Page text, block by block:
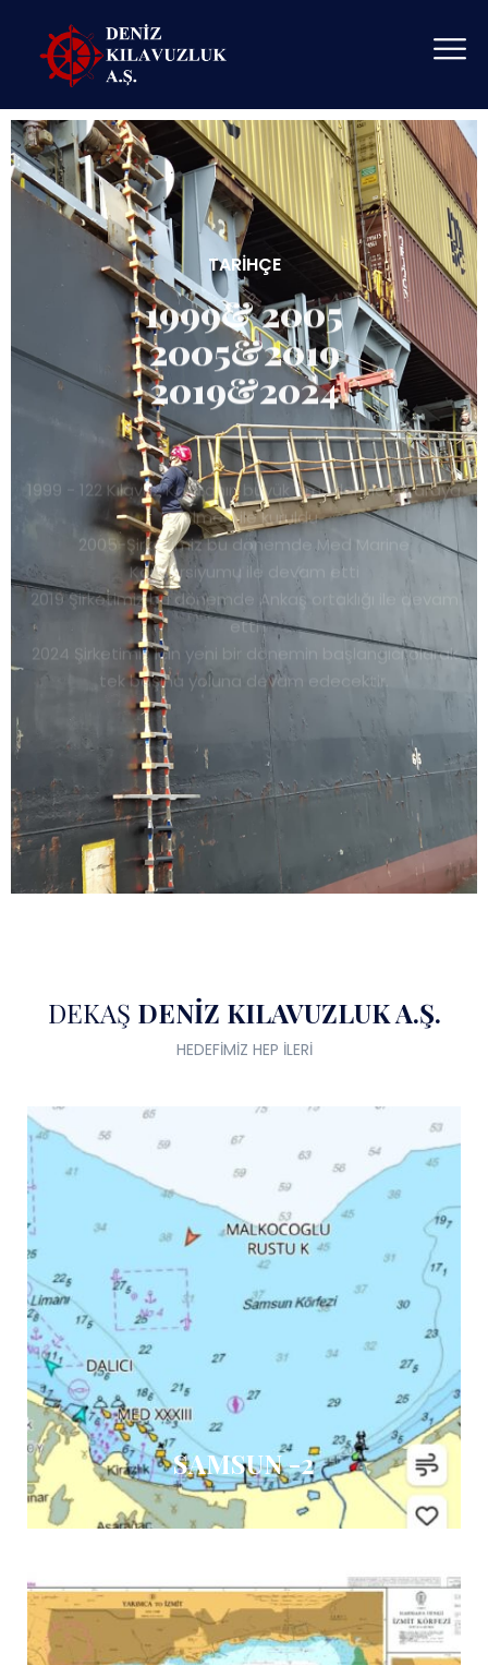
TARIHÇE
1999& 2005
2005&2019
2019&2024
1999 - 122 Kılavuz Kaptanın büyük emekleriyle bir araya
gelmesi ile kuruldu
2005-Şirketimiz bu dönemde Med Marine
Konsorsiyumu ile devam etti
2019 Şirketimiz bu dönemde Ankaş ortaklığı ile devam
etti
2024 Şirketimiz için yeni bir dönemin başlangıcı olarak
tek başına yoluna devam edecektir.
DEKAŞ DENİZ KILAVUZLUK A.Ş.
HEDEFİMİZ HEP İLERİ
SAMSUN -2